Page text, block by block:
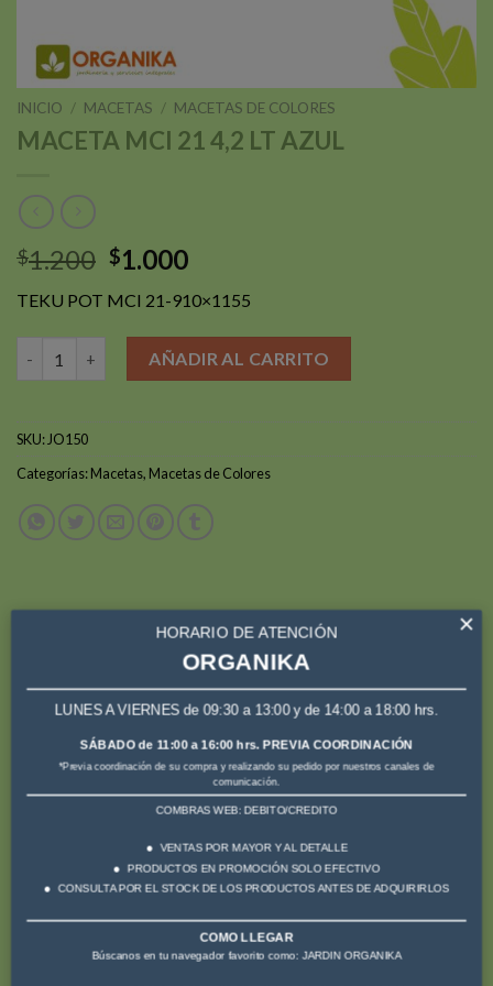
INICIO / MACETAS / MACETAS DE COLORES
MACETA MCI 21 4,2 LT AZUL
$1.200 El
original
era:
$1.200.
$1.000El
actual
es:
$1.000.
TEKU POT MCI 21-910×1155
MACETA MCI 21 4,2 LT AZUL cantidad
AÑADIR AL CARRITO
SKU: JO150
Categorías:Macetas, Macetas de Colores
Múltiples orificios en el fondo de la maceta brindan riego y
drenaje ideales para las plantas
Peso ligero y resistente
Duradero, resistente a la intemperie
HORARIO DE ATENCIÓN
ORGANIKA
LUNES A VIERNES de 09:30 a 13:00 y de 14:00 a 18:00 hrs.
×
SÁBADO de 11:00 a 16:00 hrs. PREVIA COORDINACIÓN
*Previa coordinación de su compra y realizando su pedido por nuestros canales de
comunicación.
COMBRAS WEB: DEBITO/CREDITO
VENTAS POR MAYOR Y AL DETALLE
PRODUCTOS EN PROMOCIÓN SOLO EFECTIVO
CONSULTA POR EL STOCK DE LOS PRODUCTOS ANTES DE ADQUIRIRLOS
COMO LLEGAR
Búscanos en tu navegador favorito como: JARDIN ORGANIKA